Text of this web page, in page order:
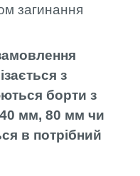
загинання
з
борти з
мм, 80 мм чи
в потрібний